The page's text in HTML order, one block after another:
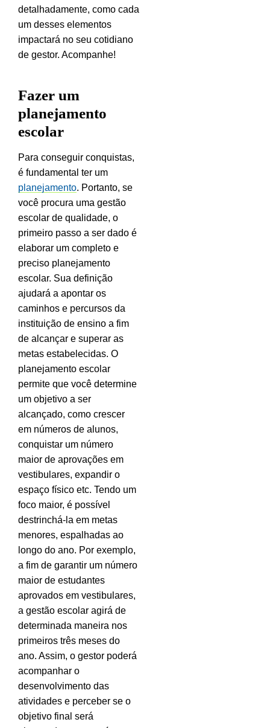
detalhadamente, como cada
um desses elementos
impactará no seu cotidiano
de gestor. Acompanhe!
Fazer um
planejamento
escolar
Para conseguir conquistas,
é fundamental ter um
planejamento. Portanto, se
você procura uma gestão
escolar de qualidade, o
primeiro passo a ser dado é
elaborar um completo e
preciso planejamento
escolar. Sua definição
ajudará a apontar os
caminhos e percursos da
instituição de ensino a fim
de alcançar e superar as
metas estabelecidas. O
planejamento escolar
permite que você determine
um objetivo a ser
alcançado, como crescer
em números de alunos,
conquistar um número
maior de aprovações em
vestibulares, expandir o
espaço físico etc. Tendo um
foco maior, é possível
destrinchá-la em metas
menores, espalhadas ao
longo do ano. Por exemplo,
a fim de garantir um número
maior de estudantes
aprovados em vestibulares,
a gestão escolar agirá de
determinada maneira nos
primeiros três meses do
ano. Assim, o gestor poderá
acompanhar o
desenvolvimento das
atividades e perceber se o
objetivo final será